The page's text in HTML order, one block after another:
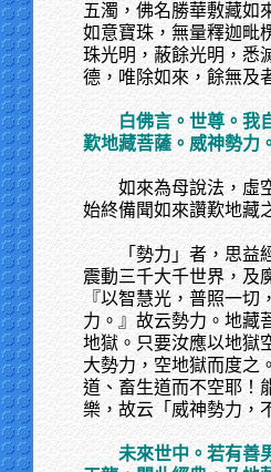
五濁，佛名勝華敷藏如
如意寶珠，無量釋迦毗
珠光明，蔽餘光明，悉
德，唯除如來，餘無及
白佛言。世尊。我
歎地藏菩薩。威神勢力
如來為母說法，虛
始終備聞如來讚歎地藏
「勢力」者，思益
震動三千大千世界，及
『以智慧光，普照一切
力。』故云勢力。地藏
地獄。只要汝應以地獄
大勢力，空地獄而度之
道、畜生道而不空耶！
樂，故云「威神勢力，
未來世中。若有善